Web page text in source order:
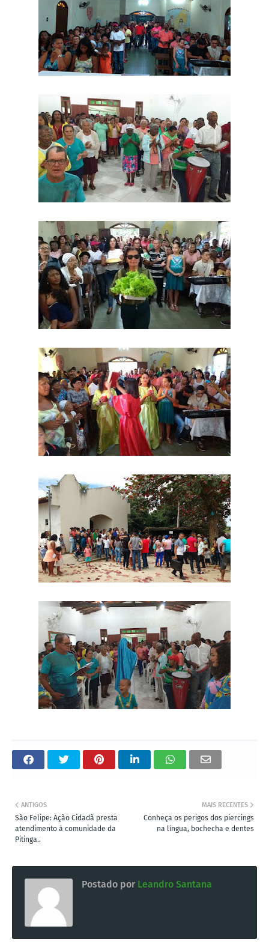
MAIS RECENTES
Conheça os perigos dos piercings
na língua, bochecha e dentes
ANTIGOS
São Felipe: Ação Cidadã presta
atendimento à comunidade da
Pitinga..
Postado por Leandro Santana